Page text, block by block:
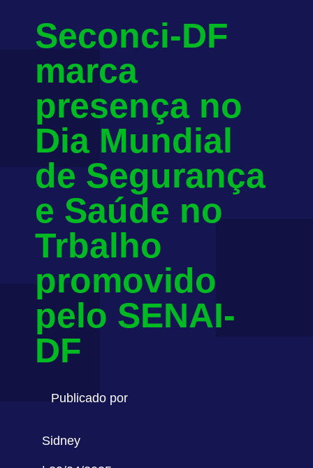
Seconci-DF
marca
presença no
Dia Mundial
de Segurança
e Saúde no
Trbalho
promovido
pelo SENAI-
DF
Publicado por
Sidney